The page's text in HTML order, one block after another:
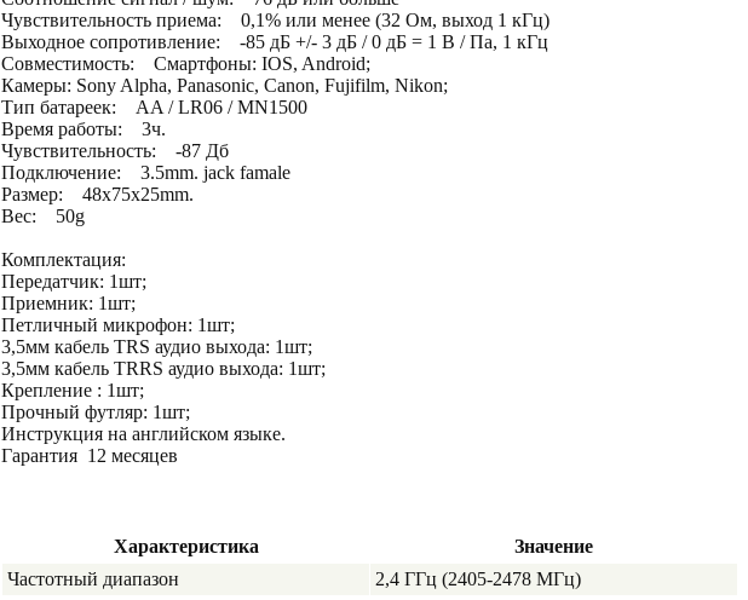
Чувствительность приема: 0,1% или менее (32 Ом, выход 1 кГц)
Выходное сопротивление: -85 дБ +/- 3 дБ / 0 дБ = 1 В / Па, 1 кГц
Совместимость: Смартфоны: IOS, Android;
Камеры: Sony Alpha, Panasonic, Canon, Fujifilm, Nikon;
Тип батареек: AA / LR06 / MN1500
Время работы: 3ч.
Чувствительность: -87 Дб
Подключение: 3.5mm. jack famale
Размер: 48х75х25mm.
Вес: 50g
Комплектация:
Передатчик: 1шт;
Приемник: 1шт;
Петличный микрофон: 1шт;
3,5мм кабель TRS аудио выхода: 1шт;
3,5мм кабель TRRS аудио выхода: 1шт;
Крепление : 1шт;
Прочный футляр: 1шт;
Инструкция на английском языке.
Гарантия 12 месяцев
Характеристика
Значение
Частотный диапазон
2,4 ГГц (2405-2478 МГц)